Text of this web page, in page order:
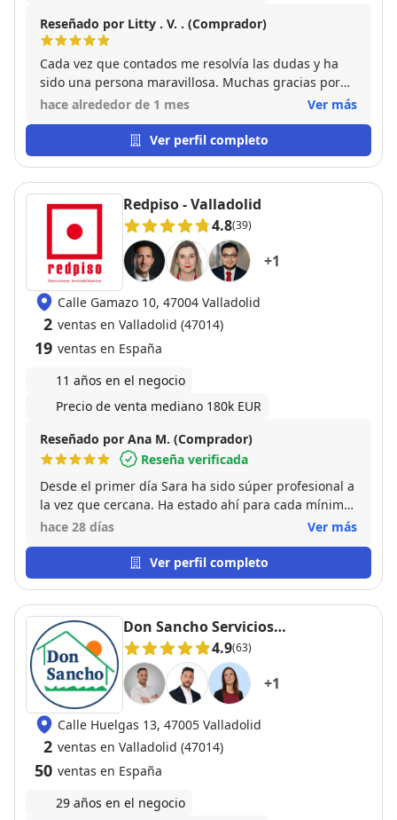
Reseñado por Litty . V. . (Comprador)
Cada vez que contados me resolvía las dudas y ha
sido una persona maravillosa. Muchas gracias por
todo
hace alrededor de 1 mes Ver más
Ver perfil completo
Redpiso - Valladolid
4.8(39)
+1
Calle Gamazo 10, 47004 Valladolid
2 ventas en Valladolid (47014)
19 ventas en España
11 años en el negocio
Precio de venta mediano 180k EUR
Reseñado por Ana M. (Comprador)
Reseña verificada
Desde el primer día Sara ha sido súper profesional a
la vez que cercana. Ha estado ahí para cada mínima
duda y siempre intentando resolver todo lo que
así para algo tan importante.
hace 28 días Ver más
Ver perfil completo
Don Sancho Servicios
Inmobiliarios4.9(63)
+1
Calle Huelgas 13, 47005 Valladolid
2 ventas en Valladolid (47014)
50 ventas en España
29 años en el negocio